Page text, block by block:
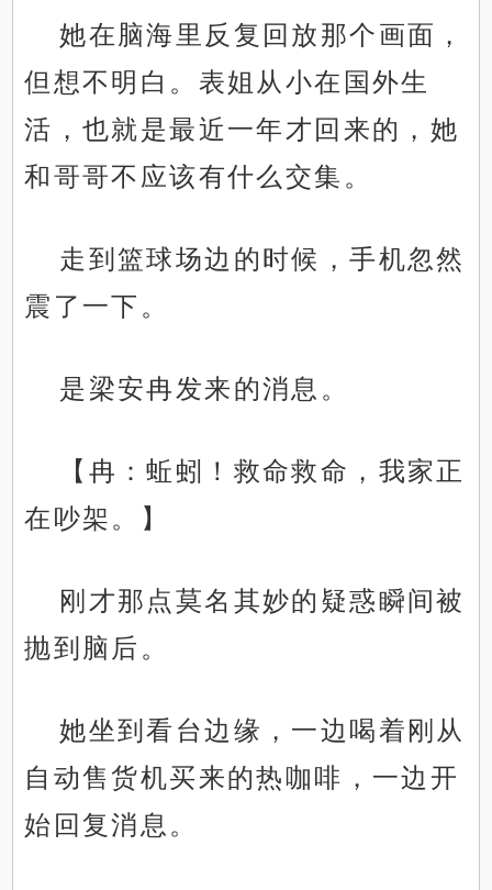
她在脑海里反复回放那个画面，
但想不明白。表姐从小在国外生
活，也就是最近一年才回来的，她
和哥哥不应该有什么交集。
走到篮球场边的时候，手机忽然
震了一下。
是梁安冉发来的消息。
【冉：蚯蚓！救命救命，我家正
在吵架。】
刚才那点莫名其妙的疑惑瞬间被
抛到脑后。
她坐到看台边缘，一边喝着刚从
自动售货机买来的热咖啡，一边开
始回复消息。